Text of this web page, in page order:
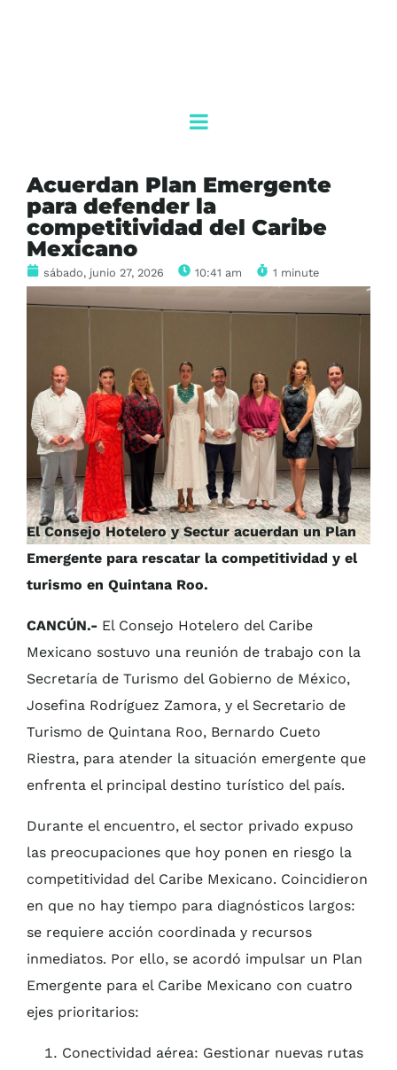
Acuerdan Plan Emergente
para defender la
competitividad del Caribe
Mexicano
sábado, junio 27, 2026 10:41 am 1 minute
El Consejo Hotelero y Sectur acuerdan un Plan
Emergente para rescatar la competitividad y el
turismo en Quintana Roo.
CANCÚN.- El Consejo Hotelero del Caribe
Mexicano sostuvo una reunión de trabajo con la
Secretaría de Turismo del Gobierno de México,
Josefina Rodríguez Zamora, y el Secretario de
Turismo de Quintana Roo, Bernardo Cueto
Riestra, para atender la situación emergente que
enfrenta el principal destino turístico del país.
Durante el encuentro, el sector privado expuso
las preocupaciones que hoy ponen en riesgo la
competitividad del Caribe Mexicano. Coincidieron
en que no hay tiempo para diagnósticos largos:
se requiere acción coordinada y recursos
inmediatos. Por ello, se acordó impulsar un Plan
Emergente para el Caribe Mexicano con cuatro
ejes prioritarios:
Conectividad aérea: Gestionar nuevas rutas